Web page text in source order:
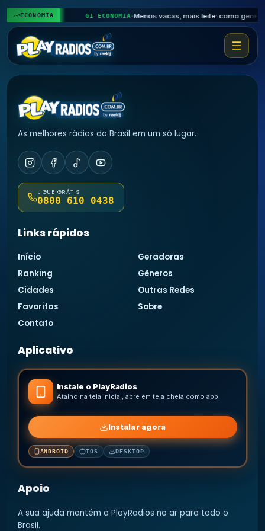
♩
♭
ECONOMIA G1 ECONOMIA•
As melhores rádios do Brasil em um só lugar.
LIGUE GRÁTIS
0800 610 0438
Links rápidos
Início
Geradoras
Ranking
Gêneros
Cidades
Outras Redes
Favoritas
Sobre
Contato
Aplicativo
Instale o PlayRadios
Atalho na tela inicial, abre em tela cheia como app.
Instalar agora
ANDROID IOS DESKTOP
Apoio
A sua ajuda mantém a PlayRadios no ar para todo o
Brasil.